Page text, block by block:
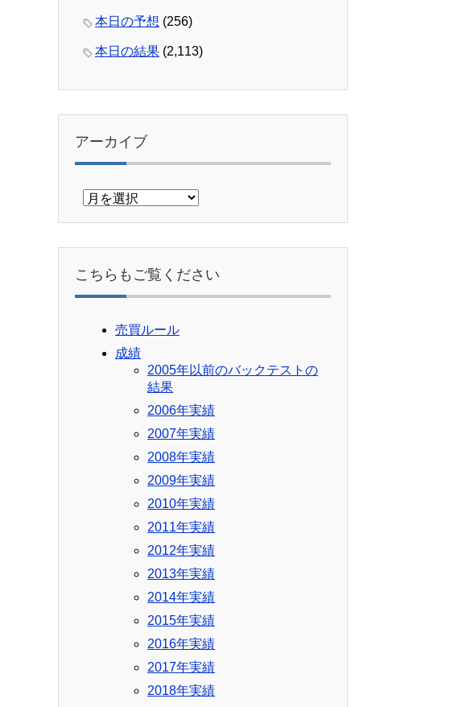
本日の予想 (256)
本日の結果 (2,113)
アーカイブ
ア
イ
こちらもご覧ください
売買ルール
成績
2005年以前のバックテストの
結果
2006年実績
2007年実績
2008年実績
2009年実績
2010年実績
2011年実績
2012年実績
2013年実績
2014年実績
2015年実績
2016年実績
2017年実績
2018年実績